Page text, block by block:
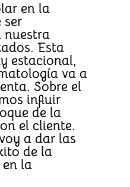
en la
ser
nuestra
Esta
estacional,
va a
Sobre el
influir
de la
el cliente.
a dar las
de la
la